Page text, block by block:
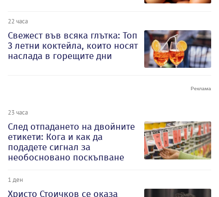
22 часа
Свежест във всяка глътка: Топ
3 летни коктейла, които носят
наслада в горещите дни
23 часа
След отпадането на двойните
етикети: Кога и как да
подадете сигнал за
необосновано поскъпване
1 ден
Христо Стоичков се оказа